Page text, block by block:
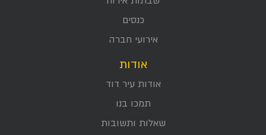
כנסים
אירועי חברה
אודות
אודות עיר דוד
תמכו בנו
שאלות ותשובות